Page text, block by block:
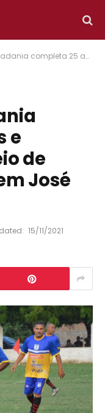
1° Torneio de Futebol Amador em José de Freitas
e
de
José
15/11/2021